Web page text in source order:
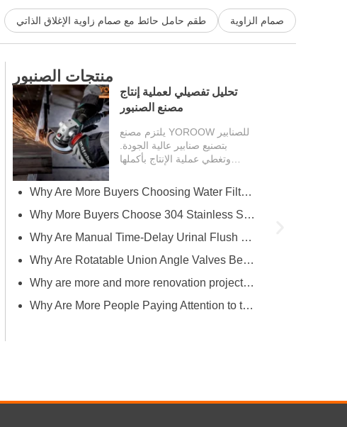
صمام الزاوية طقم حامل حائط مع صمام زاوية الإغلاق الذاتي
منتجات الصنبور
تحليل تفصيلي لعملية إنتاج
مصنع الصنبور
يلتزم مصنع YOROOW للصنابير
بتصنيع صنابير عالية الجودة.
وتغطي عملية الإنتاج بأكملها
Why Are More Buyers Choosing Water Filter Faucets for Modern Kitchens?
Why More Buyers Choose 304 Stainless Steel Kitchen Faucets from China Manufacturers
Why Are Manual Time-Delay Urinal Flush Valves Still Preferred in Public Restrooms?
Why Are Rotatable Union Angle Valves Better for Hotels and Apartment Projects?
Why are more and more renovation projects upgrading to longer 304 stainless steel outdoor faucets?
Why Are More People Paying Attention to the Material and Hygiene of Beverage Barrel Faucets?